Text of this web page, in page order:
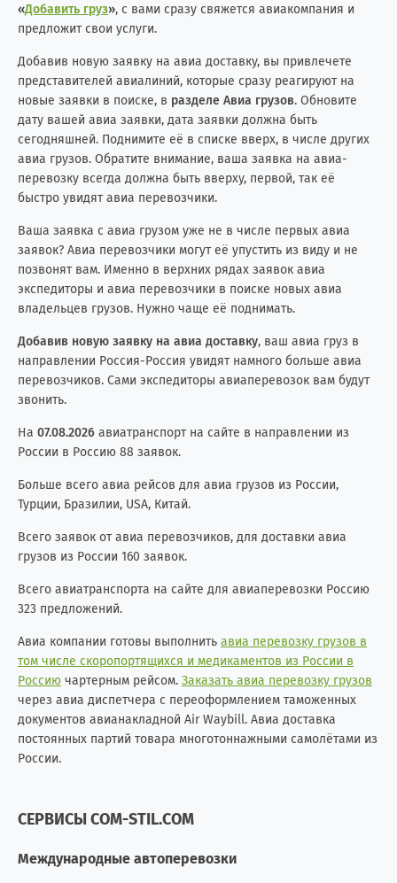
«Добавить груз», с вами сразу свяжется авиакомпания и
предложит свои услуги.
Добавив новую заявку на авиа доставку, вы привлечете
представителей авиалиний, которые сразу реагируют на
новые заявки в поиске, в разделе Авиа грузов. Обновите
дату вашей авиа заявки, дата заявки должна быть
сегодняшней. Поднимите её в списке вверх, в числе других
авиа грузов. Обратите внимание, ваша заявка на авиа-
перевозку всегда должна быть вверху, первой, так её
быстро увидят авиа перевозчики.
Ваша заявка с авиа грузом уже не в числе первых авиа
заявок? Авиа перевозчики могут её упустить из виду и не
позвонят вам. Именно в верхних рядах заявок авиа
экспедиторы и авиа перевозчики в поиске новых авиа
владельцев грузов. Нужно чаще её поднимать.
Добавив новую заявку на авиа доставку, ваш авиа груз в
направлении Россия-Россия увидят намного больше авиа
перевозчиков. Сами экспедиторы авиаперевозок вам будут
звонить.
На 07.08.2026 авиатранспорт на сайте в направлении из
России в Россию 88 заявок.
Больше всего авиа рейсов для авиа грузов из России,
Турции, Бразилии, USA, Китай.
Всего заявок от авиа перевозчиков, для доставки авиа
грузов из России 160 заявок.
Всего авиатранспорта на сайте для авиаперевозки Россию
323 предложений.
Авиа компании готовы выполнить авиа перевозку грузов в
том числе скоропортящихся и медикаментов из России в
Россию чартерным рейсом. Заказать авиа перевозку грузов
через авиа диспетчера с переоформлением таможенных
документов авианакладной Air Waybill. Авиа доставка
постоянных партий товара многотоннажными самолётами из
России.
СЕРВИСЫ COM-STIL.COM
Международные автоперевозки